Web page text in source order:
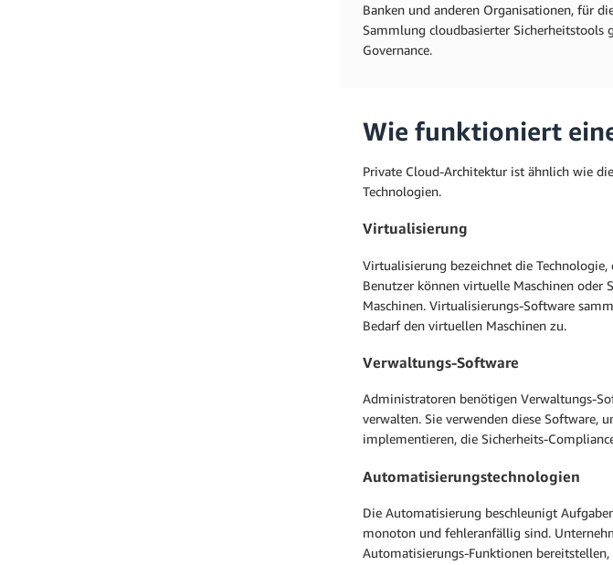
Banken und anderen Organisationen, für
Sammlung cloudbasierter Sicherheitstools
Governance.
Wie funktioniert
Private Cloud-Architektur ist ähnlich wie
Technologien.
Virtualisierung
Virtualisierung bezeichnet die
Benutzer können virtuelle Maschinen
Maschinen. Virtualisierungs-Software
Bedarf den virtuellen Maschinen zu.
Verwaltungs-Software
Administratoren benötigen Verwaltungs-
verwalten. Sie verwenden diese Software,
implementieren, die Sicherheits-
Automatisierungstechnologien
Die Automatisierung beschleunigt
monoton und fehleranfällig sind.
Automatisierungs-Funktionen